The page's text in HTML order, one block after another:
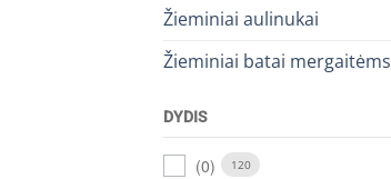
Žieminiai aulinukai
Žieminiai batai mergaitėms
DYDIS
(0) 120